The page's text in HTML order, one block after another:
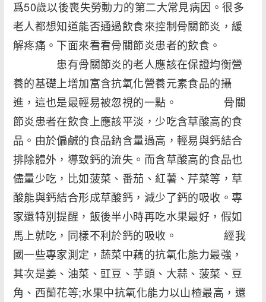
爲50歲以後喪失勞動力的第二大常見病因。很多
老人都想知道能否通過飲食來控制骨關節炎，緩
解疼痛。下面來看看骨關節炎患者的飲食。
患有骨關節炎的老人應該在保證均衡營
養的基礎上增加富含抗氧化營養元素食品的攝
進，這也是最輕易被忽視的一點。 骨關
節炎患者在飲食上應該平淡，少吃含草酸高的食
品。由於偏鹹的食品鈉含量過高，輕易與鈣結合
排除體外，導致鈣的流失。而含草酸高的食品也
儘量少吃，比如菠菜、番茄、紅薯、芹菜等，草
酸能與鈣結合形成草酸鈣，減少了鈣的吸收。專
家還特別提醒，飯後半小時再吃水果最好，假如
馬上就吃，同樣不利於鈣的吸收。 經我
國一些專家測定，蔬菜中藕的抗氧化能力最強，
其次是姜、油菜、豇豆、芋頭、大蒜、菠菜、豆
角、西蘭花等;水果中抗氧化能力以山楂最高，還